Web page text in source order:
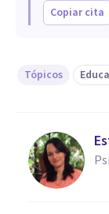
Copiar cita
Tópicos